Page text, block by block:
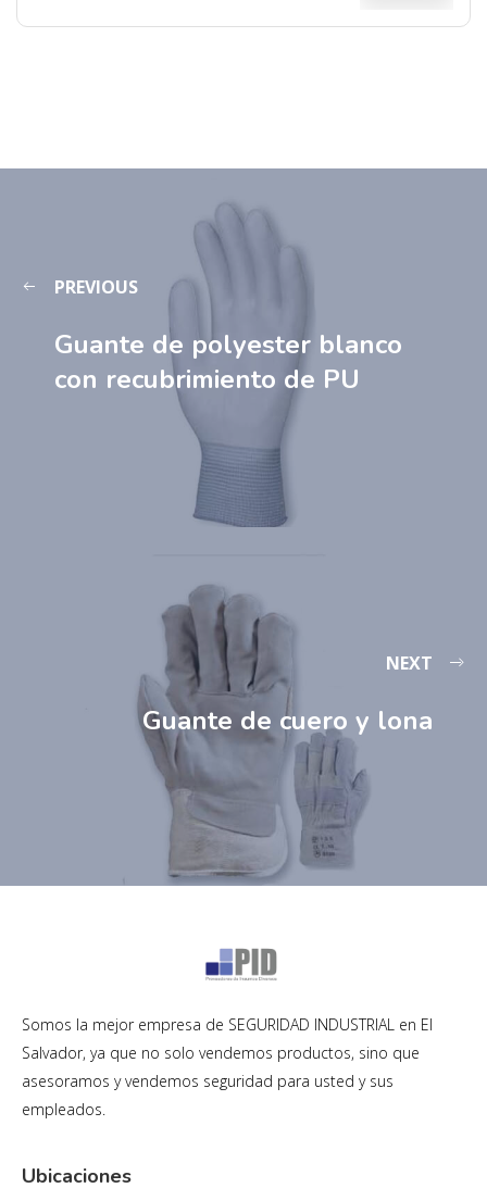
PREVIOUS
Guante de polyester blanco
con recubrimiento de PU
NEXT
Guante de cuero y lona
Somos la mejor empresa de SEGURIDAD INDUSTRIAL en El
Salvador, ya que no solo vendemos productos, sino que
asesoramos y vendemos seguridad para usted y sus
empleados.
Ubicaciones